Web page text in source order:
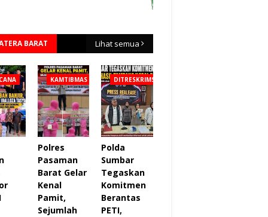
BARAT Lihat semua
KAMTIBMAS
Polres
Pasaman
Barat Gelar
Kenal
Pamit,
Sejumlah
DITRESKRIMSUS
Polda
Sumbar
Tegaskan
Komitmen
Berantas
PETI,